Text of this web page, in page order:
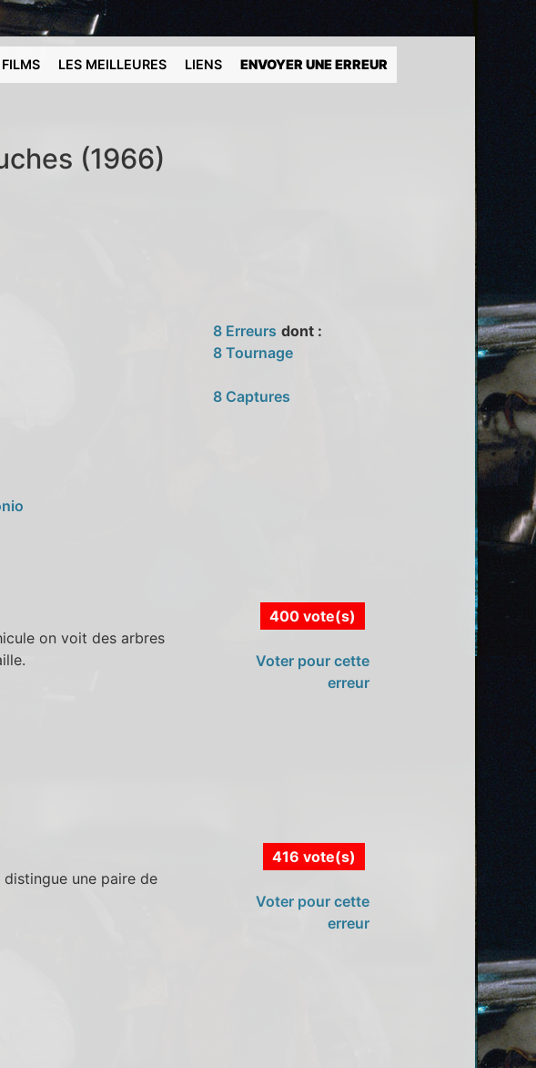
LES MEILLEURES LIENS ENVOYER UNE ERREUR
(1966)
8 Erreurs dont :
8 Tournage
8 Captures
on voit des arbres
400 vote(s)
Voter pour cette
erreur
une paire de
416 vote(s)
Voter pour cette
erreur